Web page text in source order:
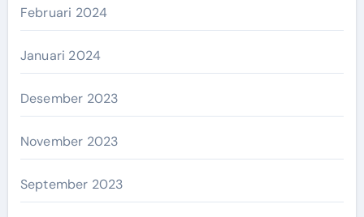
Februari 2024
Januari 2024
Desember 2023
November 2023
September 2023